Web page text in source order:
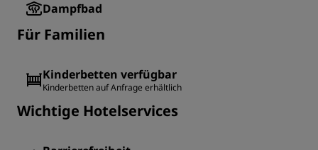
Dampfbad
Für Familien
Kinderbetten verfügbar
Kinderbetten auf Anfrage erhältlich
Wichtige Hotelservices